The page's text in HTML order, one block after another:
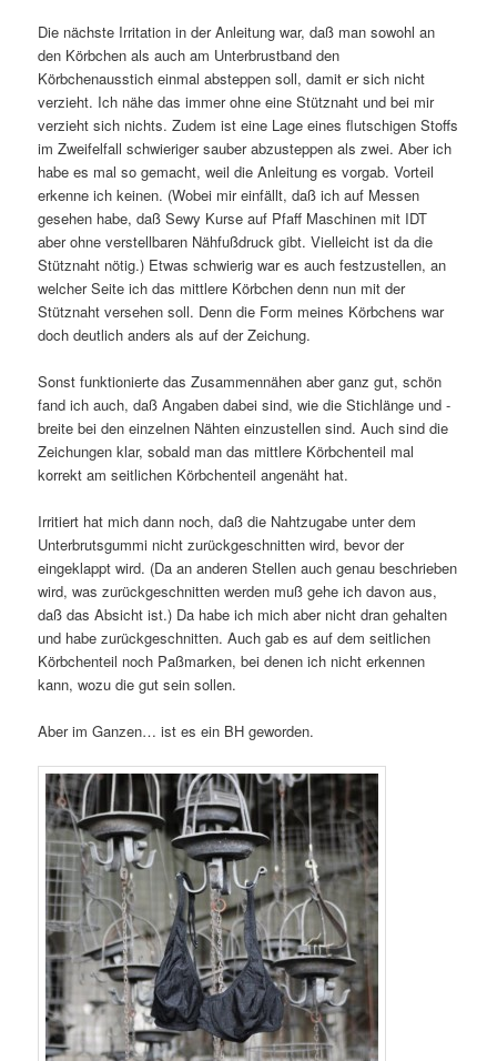
Die nächste Irritation in der Anleitung war, daß man sowohl an
den Körbchen als auch am Unterbrustband den
Körbchenausstich einmal absteppen soll, damit er sich nicht
verzieht. Ich nähe das immer ohne eine Stütznaht und bei mir
verzieht sich nichts. Zudem ist eine Lage eines flutschigen Stoffs
im Zweifelfall schwieriger sauber abzusteppen als zwei. Aber ich
habe es mal so gemacht, weil die Anleitung es vorgab. Vorteil
erkenne ich keinen. (Wobei mir einfällt, daß ich auf Messen
gesehen habe, daß Sewy Kurse auf Pfaff Maschinen mit IDT
aber ohne verstellbaren Nähfußdruck gibt. Vielleicht ist da die
Stütznaht nötig.) Etwas schwierig war es auch festzustellen, an
welcher Seite ich das mittlere Körbchen denn nun mit der
Stütznaht versehen soll. Denn die Form meines Körbchens war
doch deutlich anders als auf der Zeichung.
Sonst funktionierte das Zusammennähen aber ganz gut, schön
fand ich auch, daß Angaben dabei sind, wie die Stichlänge und -
breite bei den einzelnen Nähten einzustellen sind. Auch sind die
Zeichungen klar, sobald man das mittlere Körbchenteil mal
korrekt am seitlichen Körbchenteil angenäht hat.
Irritiert hat mich dann noch, daß die Nahtzugabe unter dem
Unterbrutsgummi nicht zurückgeschnitten wird, bevor der
eingeklappt wird. (Da an anderen Stellen auch genau beschrieben
wird, was zurückgeschnitten werden muß gehe ich davon aus,
daß das Absicht ist.) Da habe ich mich aber nicht dran gehalten
und habe zurückgeschnitten. Auch gab es auf dem seitlichen
Körbchenteil noch Paßmarken, bei denen ich nicht erkennen
kann, wozu die gut sein sollen.
Aber im Ganzen… ist es ein BH geworden.